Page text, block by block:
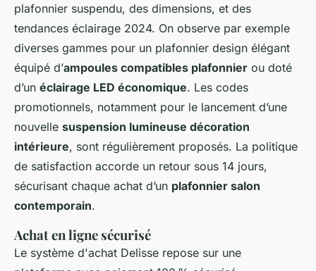
plafonnier suspendu, des dimensions, et des
tendances éclairage 2024. On observe par exemple
diverses gammes pour un plafonnier design élégant
équipé d’ampoules compatibles plafonnier ou doté
d’un éclairage LED économique. Les codes
promotionnels, notamment pour le lancement d’une
nouvelle suspension lumineuse décoration
intérieure, sont régulièrement proposés. La politique
de satisfaction accorde un retour sous 14 jours,
sécurisant chaque achat d’un plafonnier salon
contemporain.
Achat en ligne sécurisé
Le système d'achat Delisse repose sur une